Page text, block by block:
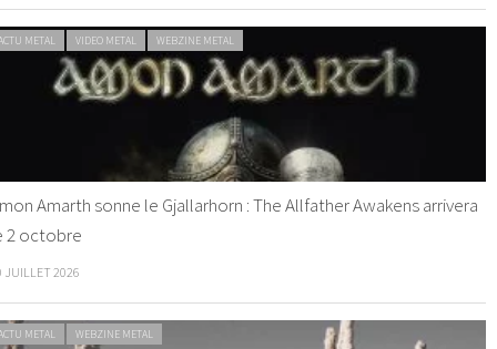
METAL VIDEO METAL WEBZINE METAL
Amarth sonne le Gjallarhorn : The Allfather Awakens arrivera
2 octobre
JUILLET 2026
METAL WEBZINE METAL